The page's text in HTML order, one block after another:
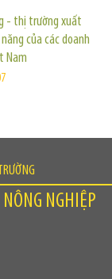
- thị trường xuất
của các doanh
Nam
NGHIỆP